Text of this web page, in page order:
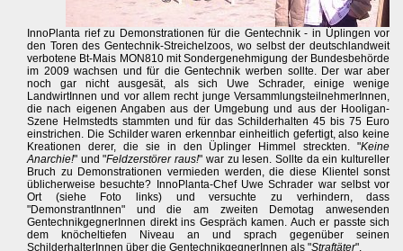
InnoPlanta rief zu Demonstrationen für die Gentechnik - in Üplingen vor
den Toren des Gentechnik-Streichelzoos, wo selbst der deutschlandweit
verbotene Bt-Mais MON810 mit Sondergenehmigung der Bundesbehörde
im 2009 wachsen und für die Gentechnik werben sollte. Der war aber
noch gar nicht ausgesät, als sich Uwe Schrader, einige wenige
LandwirtInnen und vor allem recht junge VersammlungsteilnehmerInnen,
die nach eigenen Angaben aus der Umgebung und aus der Hooligan-
Szene Helmstedts stammten und für das Schilderhalten 45 bis 75 Euro
einstrichen. Die Schilder waren erkennbar einheitlich gefertigt, also keine
Kreationen derer, die sie in den Üplinger Himmel streckten. "Keine
Anarchie!" und "Feldzerstörer raus!" war zu lesen. Sollte da ein kultureller
Bruch zu Demonstrationen vermieden werden, die diese Klientel sonst
üblicherweise besuchte? InnoPlanta-Chef Uwe Schrader war selbst vor
Ort (siehe Foto links) und versuchte zu verhindern, dass
"DemonstrantInnen" und die am zweiten Demotag anwesenden
GentechnikgegnerInnen direkt ins Gespräch kamen. Auch er passte sich
dem knöcheltiefen Niveau an und sprach gegenüber seinen
SchilderhalterInnen über die GentechnikgegnerInnen als "Straftäter".